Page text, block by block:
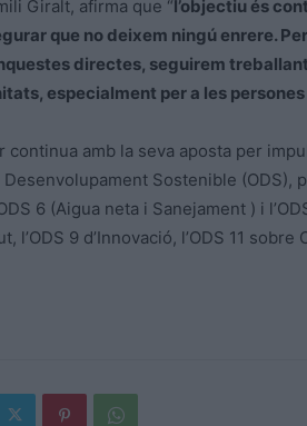
Giralt, afirma que “l’objectiu és
que no deixem ningú enrere.
directes, seguirem
especialment per a les
continua amb la seva aposta per
Sostenible (ODS),
6 (Aigua neta i Sanejament ) i
l’ODS 9 d’Innovació, l’ODS 11